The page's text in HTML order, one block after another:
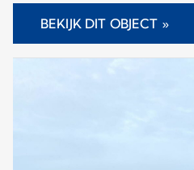
BEKIJK DIT OBJECT »